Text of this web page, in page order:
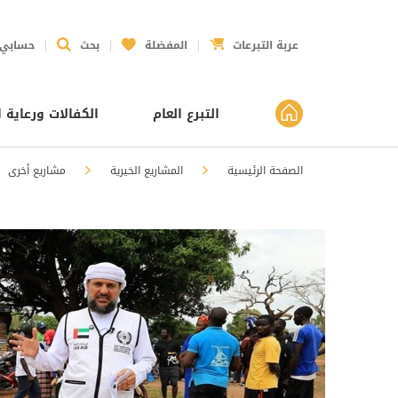
حسابي بحث المفضلة عربة التبرعات
التبرع العام الكفالات ورعاية
الصفحة الرئيسية المشاريع الخيرية مشاريع أخرى